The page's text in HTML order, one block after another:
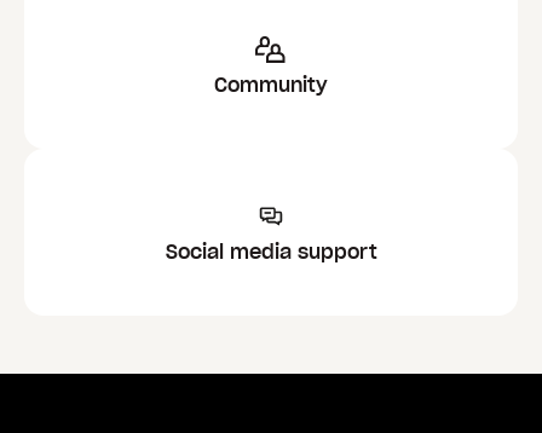
Community
Social media support